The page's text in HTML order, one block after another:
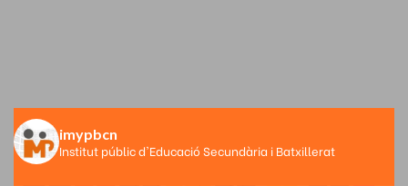
imypbcn
Institut públic d'Educació Secundària i Batxillerat